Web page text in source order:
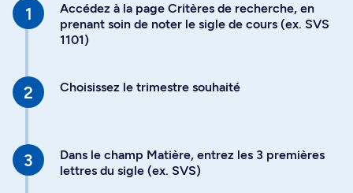
Accédez à la page Critères de recherche, en
prenant soin de noter le sigle de cours (ex. SVS
1101)
Choisissez le trimestre souhaité
Dans le champ Matière, entrez les 3 premières
lettres du sigle (ex. SVS)